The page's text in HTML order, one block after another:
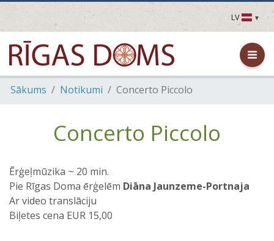
LV
LV
EN
DE
FR
Sākums Notikumi Concerto Piccolo
Concerto Piccolo
Ērģeļmūzika ~ 20 min.
Pie Rīgas Doma ērģelēm Diāna Jaunzeme-Portnaja
Ar video translāciju
Biļetes cena EUR 15,00